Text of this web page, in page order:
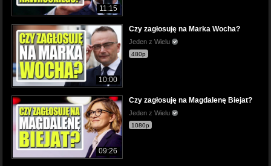
11:15
10:00
Czy zagłosuję na Marka Wocha?
Jeden z Wielu
480p
09:26
Czy zagłosuję na Magdalenę Biejat?
Jeden z Wielu
1080p